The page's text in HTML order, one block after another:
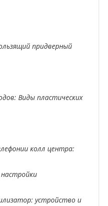
придверный
Виды пластических
колл центра:
устройство и